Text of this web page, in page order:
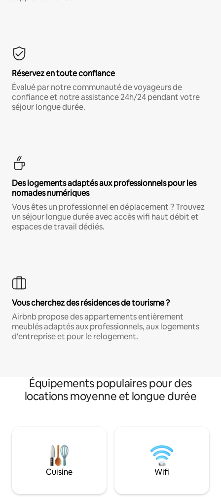
Réservez en toute confiance
Évalué par notre communauté de voyageurs de
confiance et notre assistance 24h/24 pendant votre
séjour longue durée.
Des logements adaptés aux professionnels pour les
nomades numériques
Vous êtes un professionnel en déplacement ? Trouvez
un séjour longue durée avec accès wifi haut débit et
espaces de travail dédiés.
Vous cherchez des résidences de tourisme ?
Airbnb propose des appartements entièrement
meublés adaptés aux professionnels, aux logements
d'entreprise et pour le relogement.
Équipements populaires pour des
locations moyenne et longue durée
Cuisine Wifi